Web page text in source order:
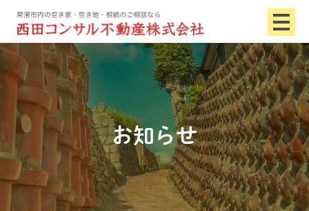
お知らせ